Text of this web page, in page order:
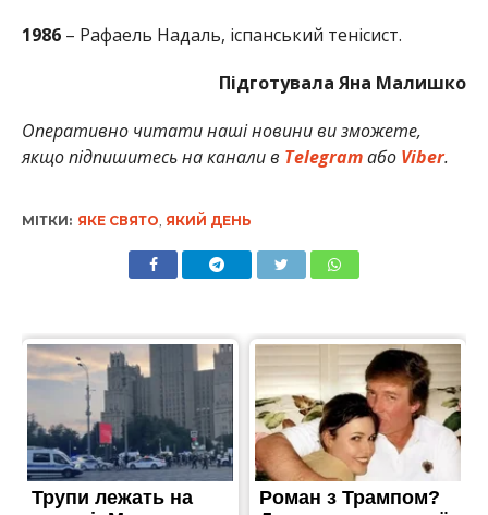
1986– Рафаель Надаль, іспанський тенісист.
Підготувала Яна Малишко
Оперативно читати наші новини ви зможете,
якщо підпишитесь на канали в Telegramабо Viber.
МІТКИ: ЯКЕ СВЯТО ЯКИЙ ДЕНЬ